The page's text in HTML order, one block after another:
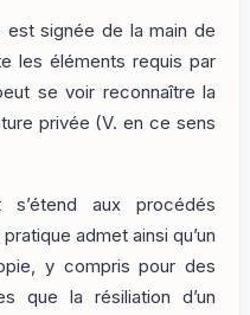
est signée de la main de
les éléments requis par
se voir reconnaître la
privée (V. en ce sens
aux procédés
admet ainsi qu’un
y compris pour des
que la résiliation d’un